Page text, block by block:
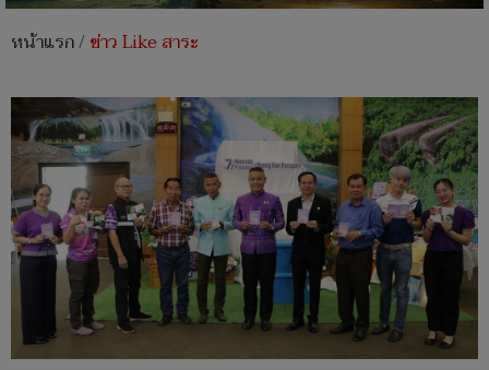
หน้าแรก/ข่าว Like สาระ